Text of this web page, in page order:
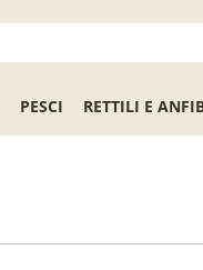
PESCI RETTILI E